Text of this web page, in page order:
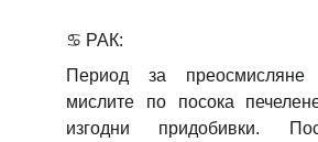
♋ РАК:
Период за
мислите по посока
изгодни придобивки.